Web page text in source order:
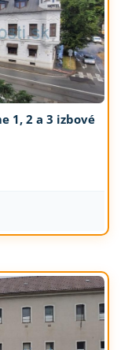
1, 2 a 3 izbové